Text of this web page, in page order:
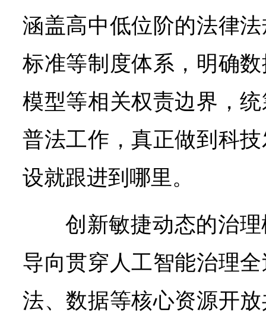
涵盖高中低位阶的法律
标准等制度体系，明确
模型等相关权责边界，
普法工作，真正做到科
设就跟进到哪里。
创新敏捷动态的治
导向贯穿人工智能治理
法、数据等核心资源开